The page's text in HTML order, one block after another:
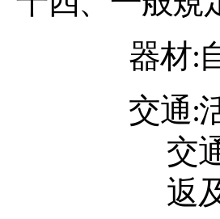
器材:
交通:
交
返